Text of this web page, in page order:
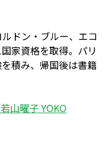
ドン・ブルー、エコ
家資格を取得。パリ
積み、帰国後は書籍
山曜子 YOKO